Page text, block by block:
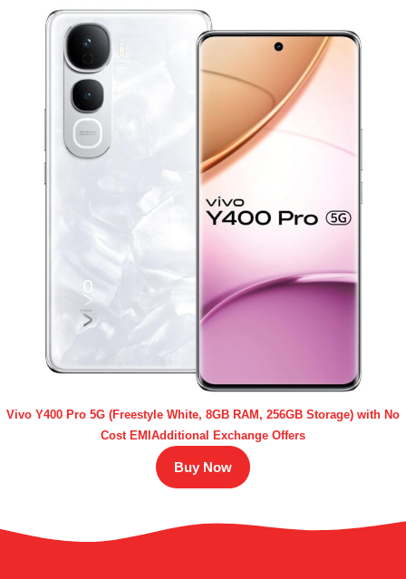
Vivo Y400 Pro 5G (Freestyle White, 8GB RAM, 256GB Storage) with No
Cost EMIAdditional Exchange Offers
Buy Now